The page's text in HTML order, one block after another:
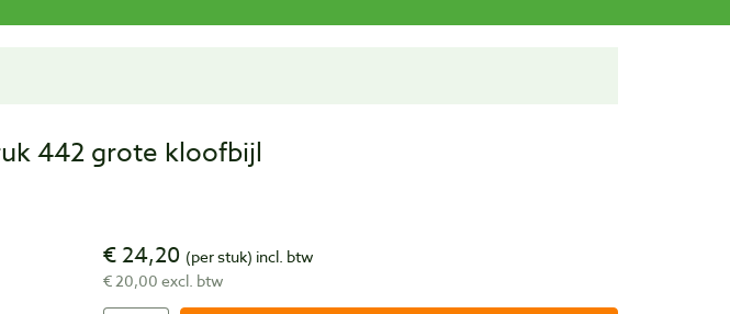
442 grote kloofbijl
€ 24,20 (per stuk) incl. btw
€ 20,00 excl. btw